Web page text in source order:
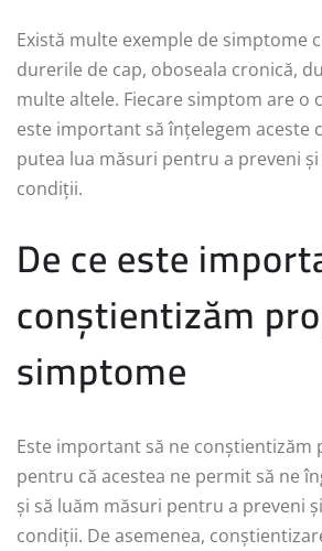
Există multe exemple de simptome
durerile de cap, oboseala cronică,
multe altele. Fiecare simptom are o
este important să înțelegem aceste
putea lua măsuri pentru a preveni
condiții.
De ce este
conștientizăm
simptome
Este important să ne
pentru că acestea ne permit să ne
și să luăm măsuri pentru a preveni
condiții. De asemenea,